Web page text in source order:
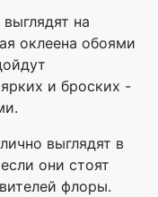
на
оклеена обоями
и броских -
выглядят в
они стоят
флоры.